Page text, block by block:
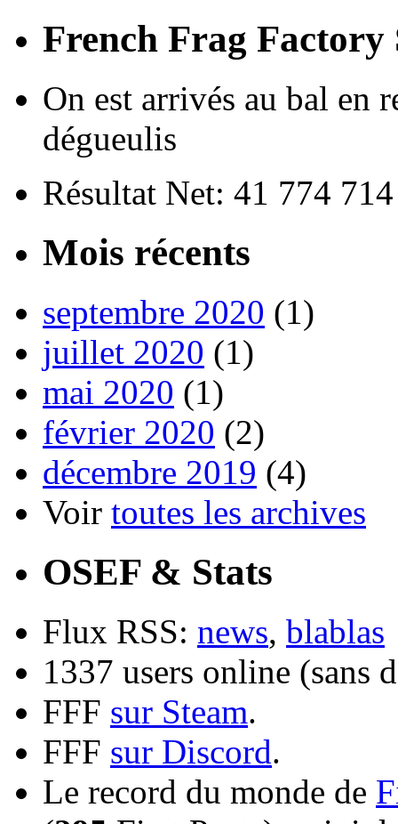
French Frag Factory
On est arrivés au bal en
dégueulis
Résultat Net: 41 774
Mois récents
septembre 2020 (1)
juillet 2020 (1)
mai 2020 (1)
février 2020 (2)
décembre 2019 (4)
Voir toutes les archives
OSEF & Stats
Flux RSS: news, blablas
1337 users online (sans
FFF sur Steam.
FFF sur Discord.
Le record du monde de